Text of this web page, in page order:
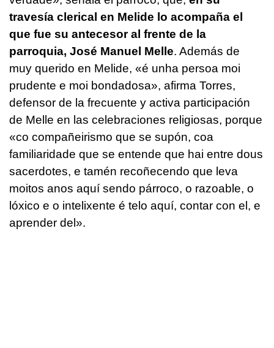
travesía clerical en Melide lo acompaña el
que fue su antecesor al frente de la
parroquia, José Manuel Melle. Además de
muy querido en Melide, «é unha persoa moi
prudente e moi bondadosa», afirma Torres,
defensor de la frecuente y activa participación
de Melle en las celebraciones religiosas, porque
«co compañeirismo que se supón, coa
familiaridade que se entende que hai entre dous
sacerdotes, e tamén recoñecendo que leva
moitos anos aquí sendo párroco, o razoable, o
lóxico e o intelixente é telo aquí, contar con el, e
aprender del».